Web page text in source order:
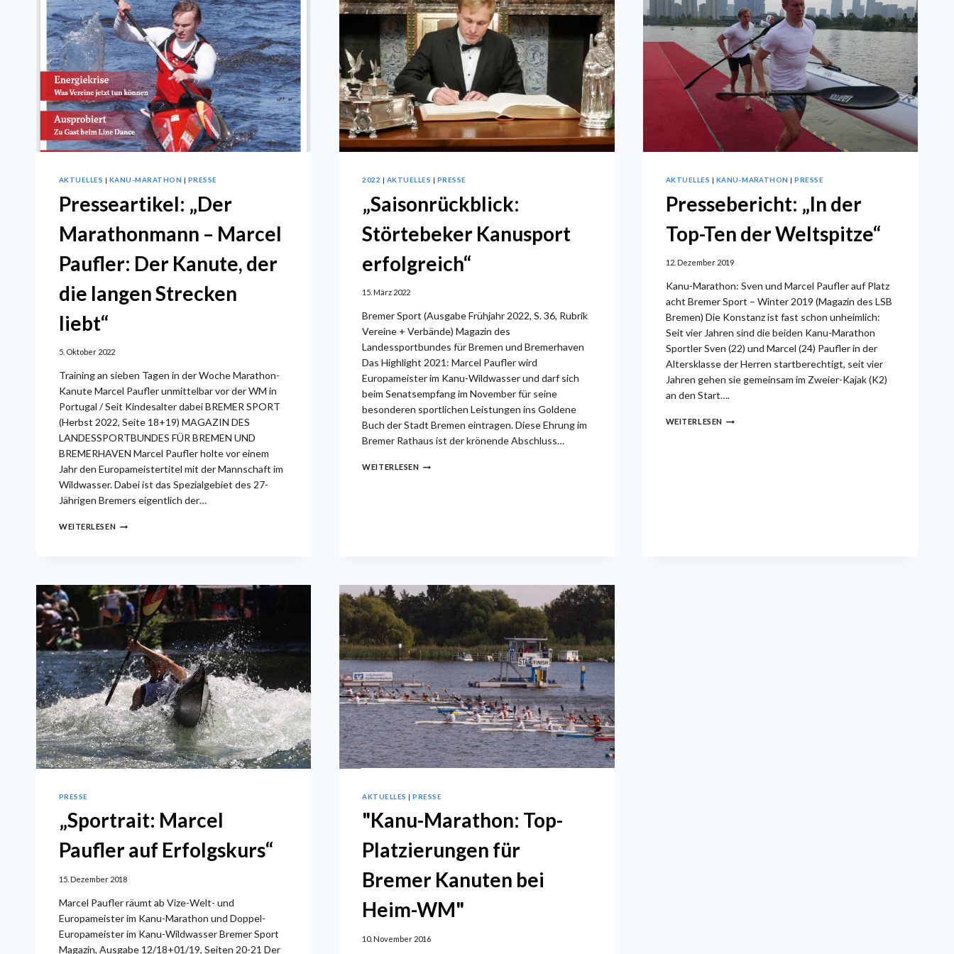
AKTUELLES | KANU-MARATHON | PRESSE
Presseartikel: „Der
Marathonmann – Marcel
Paufler: Der Kanute, der
die langen Strecken
liebt“
5. Oktober 2022
Training an sieben Tagen in der Woche Marathon-
Kanute Marcel Paufler unmittelbar vor der WM in
Portugal / Seit Kindesalter dabei BREMER SPORT
(Herbst 2022, Seite 18+19) MAGAZIN DES
LANDESSPORTBUNDES FÜR BREMEN UND
BREMERHAVEN Marcel Paufler holte vor einem
Jahr den Europameistertitel mit der Mannschaft im
Wildwasser. Dabei ist das Spezialgebiet des 27-
Jährigen Bremers eigentlich der…
WEITERLESENPRESSEARTIKEL:
PAUFLER:
DER
KANUTE,
DER
DIE
LANGEN
STRECKEN
LIEBT“
2022 | AKTUELLES | PRESSE
„Saisonrückblick:
Störtebeker Kanusport
erfolgreich“
15. März 2022
Bremer Sport (Ausgabe Frühjahr 2022, S. 36, Rubrik
Vereine + Verbände) Magazin des
Landessportbundes für Bremen und Bremerhaven
Das Highlight 2021: Marcel Paufler wird
Europameister im Kanu-Wildwasser und darf sich
beim Senatsempfang im November für seine
besonderen sportlichen Leistungen ins Goldene
Buch der Stadt Bremen eintragen. Diese Ehrung im
Bremer Rathaus ist der krönende Abschluss…
WEITERLESEN„SAISONRÜCKBLICK:
AKTUELLES | KANU-MARATHON |PRESSE
Pressebericht: „In der
Top-Ten der Weltspitze“
12. Dezember 2019
Kanu-Marathon: Sven und Marcel Paufler auf Platz
acht Bremer Sport – Winter 2019 (Magazin des LSB
Bremen) Die Konstanz ist fast schon unheimlich:
Seit vier Jahren sind die beiden Kanu-Marathon
Sportler Sven (22) und Marcel (24) Paufler in der
Altersklasse der Herren startberechtigt, seit vier
Jahren gehen sie gemeinsam im Zweier-Kajak (K2)
an den Start….
WEITERLESENPRESSEBERICHT:
PRESSE
„Sportrait: Marcel
Paufler auf Erfolgskurs“
15. Dezember 2018
Marcel Paufler räumt ab Vize-Welt- und
Europameister im Kanu-Marathon und Doppel-
Europameister im Kanu-Wildwasser Bremer Sport
Magazin, Ausgabe 12/18+01/19, Seiten 20-21 Der
AKTUELLES |PRESSE
"Kanu-Marathon: Top-
Platzierungen für
Bremer Kanuten bei
Heim-WM"
10. November 2016